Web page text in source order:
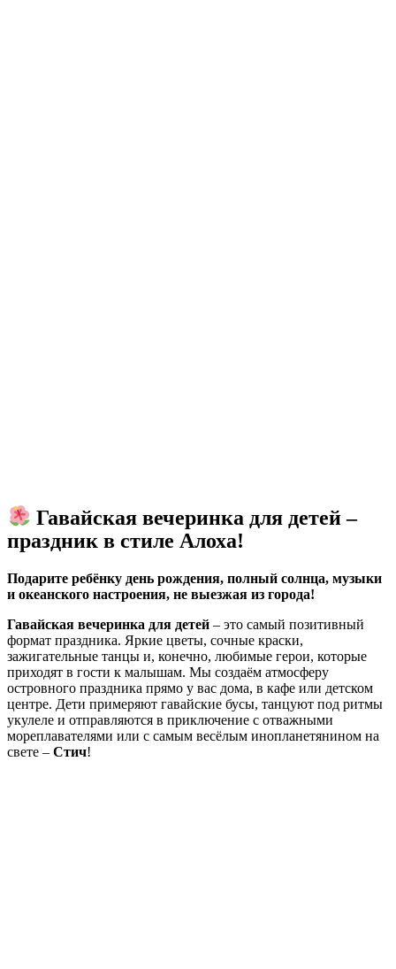
Гавайская вечеринка для детей –
праздник в стиле Алоха!
Подарите ребёнку день рождения, полный солнца, музыки
и океанского настроения, не выезжая из города!
Гавайская вечеринка для детей – это самый позитивный
формат праздника. Яркие цветы, сочные краски,
зажигательные танцы и, конечно, любимые герои, которые
приходят в гости к малышам. Мы создаём атмосферу
островного праздника прямо у вас дома, в кафе или детском
центре. Дети примеряют гавайские бусы, танцуют под ритмы
укулеле и отправляются в приключение с отважными
мореплавателями или с самым весёлым инопланетянином на
свете – Стич!